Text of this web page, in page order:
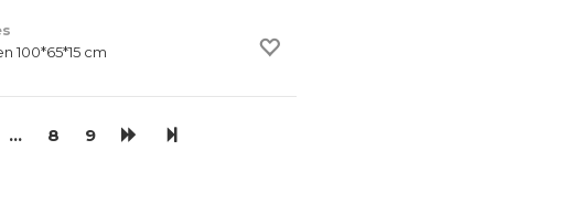
100*65*15 cm
… 8 9